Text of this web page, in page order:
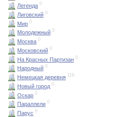
Легенда 0
Лиговский 0
Мир 0
Молодежный 0
Москва 0
Московский 0
На Красных Партизан 0
Народный 0
Немецкая деревня 119
Новый город 0
Оскар 0
Параллели 0
Парус 0